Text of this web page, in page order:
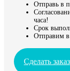
Отправь в
часа!
Срок
Отправим
Сделать заказ